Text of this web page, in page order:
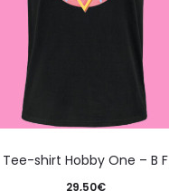
Tee-shirt Hobby One – B F
29,50€